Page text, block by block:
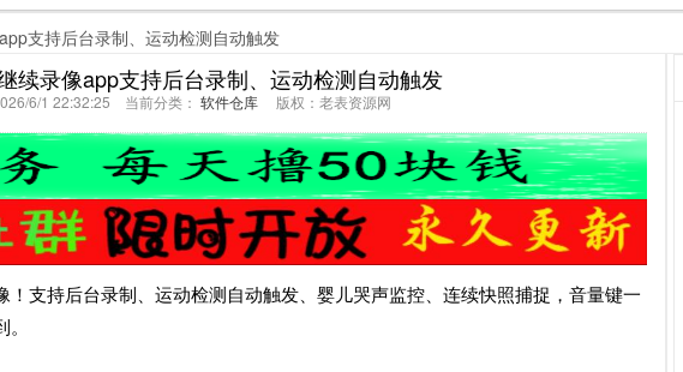
支持后台录制、运动检测自动触发
续录像app支持后台录制、运动检测自动触发
6/1 22:32:25 当前分类： 软件仓库版权：老表资源网
支持后台录制、运动检测自动触发、婴儿哭声监控、连续快照捕捉，音量键一